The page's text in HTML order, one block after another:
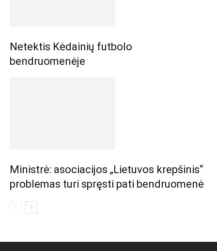
Netektis Kėdainių futbolo
bendruomenėje
Ministrė: asociacijos „Lietuvos krepšinis“
problemas turi spręsti pati bendruomenė